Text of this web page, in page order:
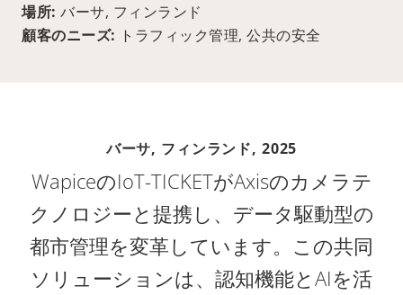
場所: バーサ, フィンランド
顧客のニーズ: トラフィック管理, 公共の安全
バーサ, フィンランド, 2025
WapiceのIoT-TICKETがAxisのカメラテ
クノロジーと提携し、データ駆動型の
都市管理を変革しています。この共同
ソリューションは、認知機能とAIを活